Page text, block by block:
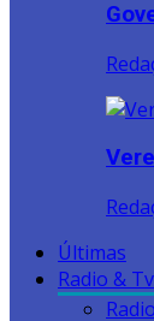
Últimas
Radio & Tv